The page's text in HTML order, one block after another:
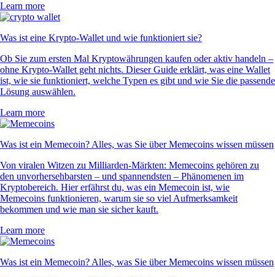
Learn more
Was ist eine Krypto-Wallet und wie funktioniert sie?
Ob Sie zum ersten Mal Kryptowährungen kaufen oder aktiv handeln –
ohne Krypto-Wallet geht nichts. Dieser Guide erklärt, was eine Wallet
ist, wie sie funktioniert, welche Typen es gibt und wie Sie die passende
Lösung auswählen.
Learn more
Was ist ein Memecoin? Alles, was Sie über Memecoins wissen müssen
Von viralen Witzen zu Milliarden-Märkten: Memecoins gehören zu
den unvorhersehbarsten – und spannendsten – Phänomenen im
Kryptobereich. Hier erfährst du, was ein Memecoin ist, wie
Memecoins funktionieren, warum sie so viel Aufmerksamkeit
bekommen und wie man sie sicher kauft.
Learn more
Was ist ein Memecoin? Alles, was Sie über Memecoins wissen müssen